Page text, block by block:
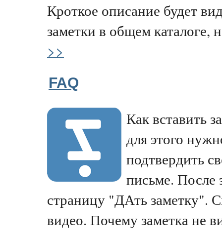
Кроткое описание будет
заметки в общем каталоге,
>>
FAQ
Как вставить
для этого
подтвердить
письме. После
страницу "ДАть заметку".
видео. Почему заметка не